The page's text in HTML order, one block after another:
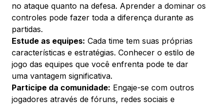
no ataque quanto na defesa. Aprender a dominar os
controles pode fazer toda a diferença durante as
partidas.
Estude as equipes: Cada time tem suas próprias
características e estratégias. Conhecer o estilo de
jogo das equipes que você enfrenta pode te dar
uma vantagem significativa.
Participe da comunidade: Engaje-se com outros
jogadores através de fóruns, redes sociais e